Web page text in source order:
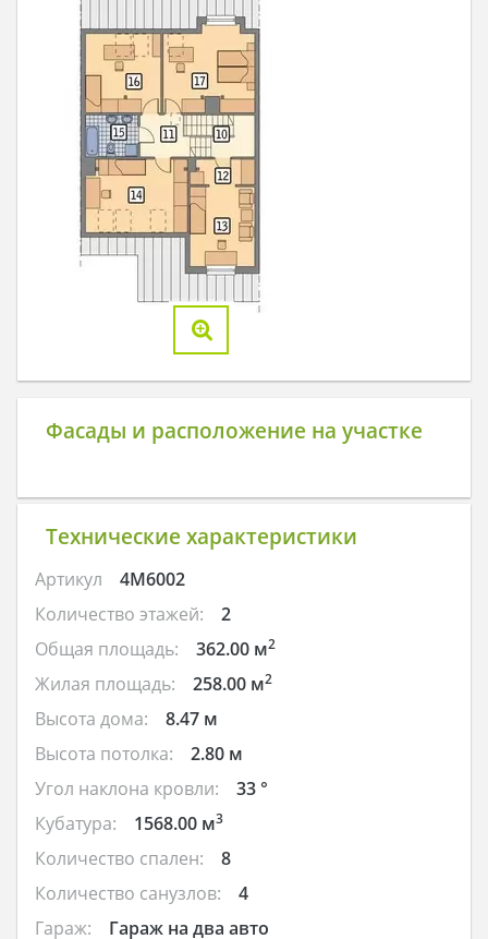
Фасады и расположение на участке
Технические характеристики
Артикул
4M6002
Количество этажей:
2
Общая площадь:
362.00 м2
Жилая площадь: 258.00 м2
Высота дома:
8.47 м
Высота потолка:
2.80 м
Угол наклона кровли:
33 °
Кубатура:
1568.00 м3
Количество спален:
8
Количество санузлов:
4
Гараж:
Гараж на два авто